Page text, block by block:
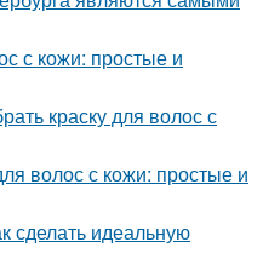
с кожи: простые и
краску для волос с
волос с кожи: простые и
сделать идеальную